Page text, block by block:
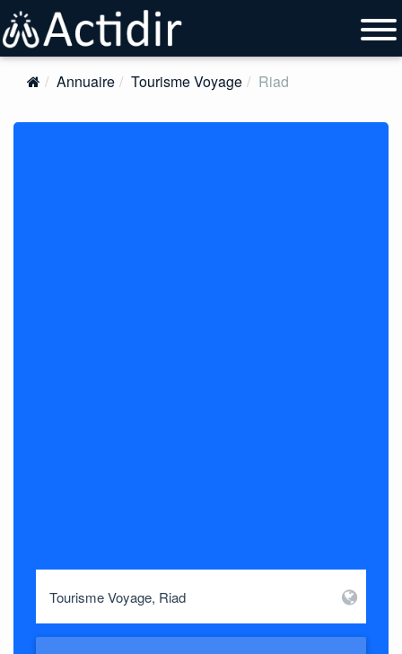
Annuaire Tourisme Voyage Riad